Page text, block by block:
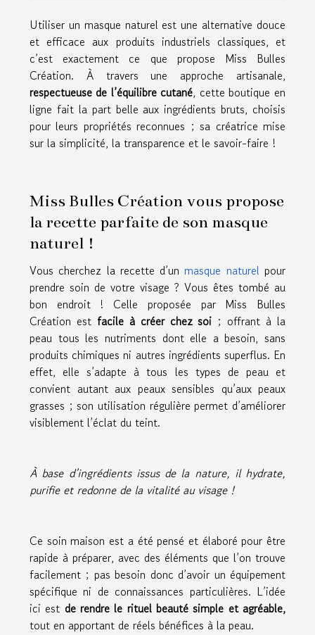
Utiliser un masque naturel est une alternative douce
et efficace aux produits industriels classiques, et
c’est exactement ce que propose Miss Bulles
Création. À travers une approche artisanale,
respectueuse de l’équilibre cutané, cette boutique en
ligne fait la part belle aux ingrédients bruts, choisis
pour leurs propriétés reconnues ; sa créatrice mise
sur la simplicité, la transparence et le savoir-faire !
Miss Bulles Création vous propose
la recette parfaite de son masque
naturel !
Vous cherchez la recette d’un masque naturel pour
prendre soin de votre visage ? Vous êtes tombé au
bon endroit ! Celle proposée par Miss Bulles
Création est facile à créer chez soi ; offrant à la
peau tous les nutriments dont elle a besoin, sans
produits chimiques ni autres ingrédients superflus. En
effet, elle s’adapte à tous les types de peau et
convient autant aux peaux sensibles qu’aux peaux
grasses ; son utilisation régulière permet d’améliorer
visiblement l’éclat du teint.
À base d’ingrédients issus de la nature, il hydrate,
purifie et redonne de la vitalité au visage !
Ce soin maison est a été pensé et élaboré pour être
rapide à préparer, avec des éléments que l’on trouve
facilement ; pas besoin donc d’avoir un équipement
spécifique ni de connaissances particulières. L’idée
ici est de rendre le rituel beauté simple et agréable,
tout en apportant de réels bénéfices à la peau.